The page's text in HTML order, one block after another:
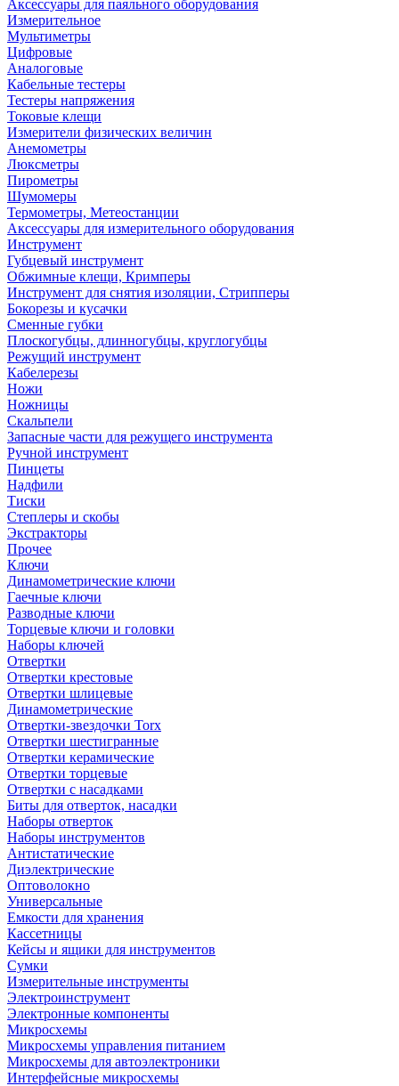
Аксессуары для паяльного оборудования
Измерительное
Мультиметры
Цифровые
Аналоговые
Кабельные тестеры
Тестеры напряжения
Токовые клещи
Измерители физических величин
Анемометры
Люксметры
Пирометры
Шумомеры
Термометры, Метеостанции
Аксессуары для измерительного оборудования
Инструмент
Губцевый инструмент
Обжимные клещи, Кримперы
Инструмент для снятия изоляции, Стрипперы
Бокорезы и кусачки
Сменные губки
Плоскогубцы, длинногубцы, круглогубцы
Режущий инструмент
Кабелерезы
Ножи
Ножницы
Скальпели
Запасные части для режущего инструмента
Ручной инструмент
Пинцеты
Надфили
Тиски
Степлеры и скобы
Экстракторы
Прочее
Ключи
Динамометрические ключи
Гаечные ключи
Разводные ключи
Торцевые ключи и головки
Наборы ключей
Отвертки
Отвертки крестовые
Отвертки шлицевые
Динамометрические
Отвертки-звездочки Torx
Отвертки шестигранные
Отвертки керамические
Отвертки торцевые
Отвертки с насадками
Биты для отверток, насадки
Наборы отверток
Наборы инструментов
Антистатические
Диэлектрические
Оптоволокно
Универсальные
Емкости для хранения
Кассетницы
Кейсы и ящики для инструментов
Сумки
Измерительные инструменты
Электроинструмент
Электронные компоненты
Микросхемы
Микросхемы управления питанием
Микросхемы для автоэлектроники
Интерфейсные микросхемы